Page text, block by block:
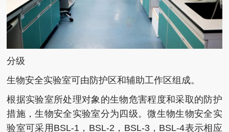
分级
生物安全实验室可由防护区和辅助工作区组成。
根据实验室所处理对象的生物危害程度和采取的防护
措施，生物安全实验室分为四级。微生物生物安全实
验室可采用BSL-1，BSL-2，BSL-3，BSL-4表示相应